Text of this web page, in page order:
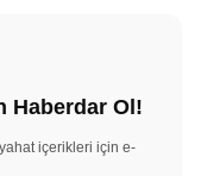
Haberdar Ol!
içerikleri için e-